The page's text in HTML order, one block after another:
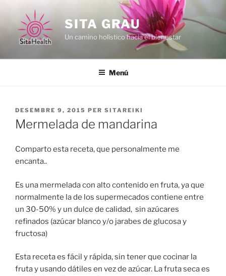
contingut
SITA GRAU
Un camino holístico hacia el bienestar
Menú
PUBLICAT
A
DESEMBRE 9, 2015 PER SITAREIKI
Mermelada de mandarina
Comparto esta receta, que personalmente me
encanta..
Es una mermelada con alto contenido en fruta, ya que
normalmente la de los supermecados contiene entre
un 30-50% y un dulce de calidad, sin azúcares
refinados (azúcar blanco y/o jarabes de glucosa y
fructosa)
Esta receta es fácil y rápida, sin tener que cocinar la
fruta y usando dátiles en vez de azúcar. La fruta seca es